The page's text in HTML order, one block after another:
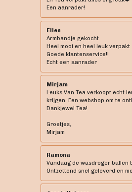
Een aanrader!
Ellen
Armbandje gekocht
Heel mooi en heel leuk verpakt
Goede klantenservice!!
Echt een aanrader
Mirjam
Leuks Van Tea verkoopt echt
krijgen. Een webshop om te
Dankjewel Tea!
Groetjes,
Mirjam
Ramona
Vandaag de wasdroger ballen
Ontzettend snel geleverd en